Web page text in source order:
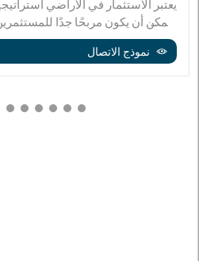
يعتبر الاستثمار في الأراضي
ويمكن أن يكون مربحًا جدًا
المناسب للاستثمار في الأراضي له
تحديد أنسب المواسم للاستثمار في
الحصول على عائد
نموذج الاتصال